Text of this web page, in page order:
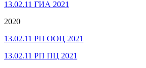
13.02.11 ГИА 2021
2020
13.02.11 РП ООЦ 2021
13.02.11 РП ПЦ 2021